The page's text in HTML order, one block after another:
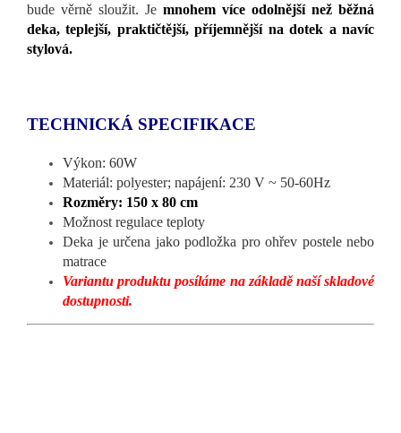
bude věrně sloužit. Je mnohem více odolnější než běžná
deka, teplejší, praktičtější, příjemnější na dotek a navíc
stylová.
TECHNICKÁ SPECIFIKACE
Výkon: 60W
Materiál: polyester; napájení: 230 V ~ 50-60Hz
Rozměry: 150 x 80 cm
Možnost regulace teploty
Deka je určena jako podložka pro ohřev postele nebo
matrace
Variantu produktu posíláme na základě naší skladové
dostupnosti.